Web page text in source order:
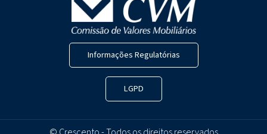
Informações Regulatórias
LGPD